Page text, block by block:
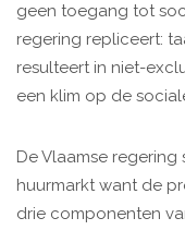
geen toegang tot
regering repliceert:
resulteert in niet-
een klim op de
De Vlaamse
huurmarkt want de
drie componenten